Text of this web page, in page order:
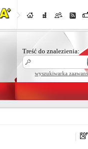
Treść do znalezienia:
wyszukiwarka